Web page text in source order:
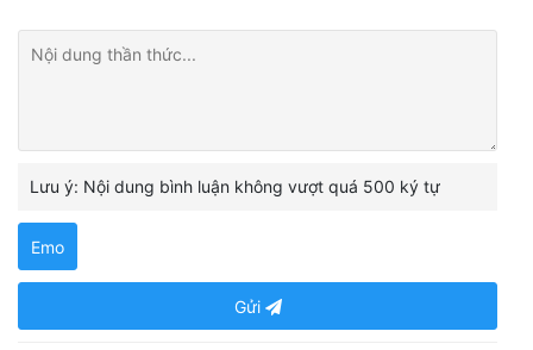
Lưu ý: Nội dung bình luận không vượt quá 500 ký tự
Emo
Gửi